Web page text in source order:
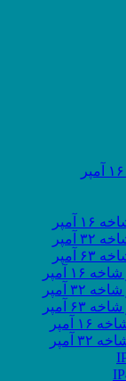
آمپر
آمپر
آمپر
آمپر
آمپر
آمپر
آمپر
آمپر